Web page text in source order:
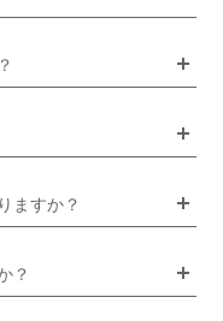
ますか？
？